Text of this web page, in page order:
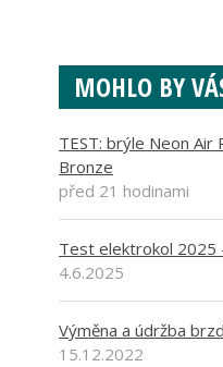
MOHLO BY
TEST: brýle Neon
Bronze
před 21 hodinami
Test elektrokol 2025
4.6.2025
Výměna a údržba
15.12.2022